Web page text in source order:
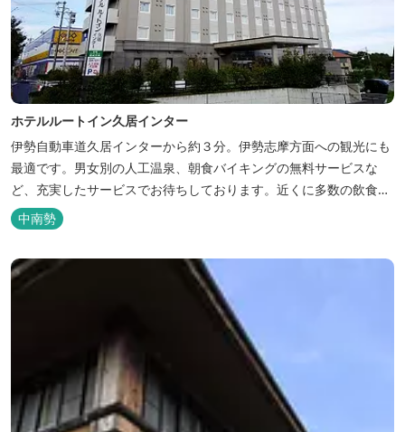
ホテルルートイン久居インター
伊勢自動車道久居インターから約３分。伊勢志摩方面への観光にも
最適です。男女別の人工温泉、朝食バイキングの無料サービスな
ど、充実したサービスでお待ちしております。近くに多数の飲食店
や物販店もあります。
中南勢